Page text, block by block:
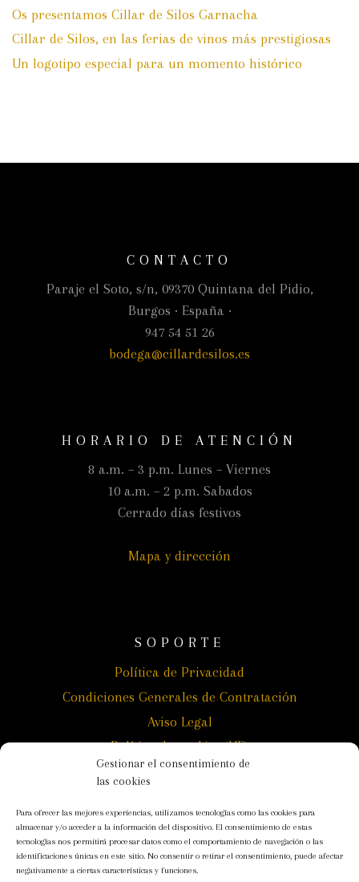
Gestionar el consentimiento de
las cookies
Para ofrecer las mejores experiencias, utilizamos tecnologías como las cookies para
almacenar y/o acceder a la información del dispositivo. El consentimiento de estas
tecnologías nos permitirá procesar datos como el comportamiento de navegación o las
identificaciones únicas en este sitio. No consentir o retirar el consentimiento, puede afectar
negativamente a ciertas características y funciones.
Os presentamos Cillar de Silos Garnacha
Cillar de Silos, en las ferias de vinos más prestigiosas
Un logotipo especial para un momento histórico
CONTACTO
Paraje el Soto, s/n, 09370 Quintana del Pidio,
Burgos · España ·
947 54 51 26
bodega@cillardesilos.es
HORARIO DE ATENCIÓN
8 a.m. – 3 p.m. Lunes – Viernes
10 a.m. – 2 p.m. Sabados
Cerrado días festivos
Mapa y dirección
SOPORTE
Política de Privacidad
Condiciones Generales de Contratación
Aviso Legal
Política de cookies (UE)